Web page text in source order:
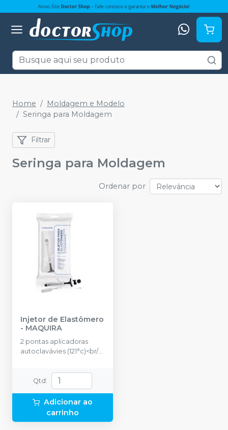
Home
Moldagem e Modelo
Seringa para Moldagem
Filtrar
Seringa para Moldagem
Ordenar por
Injetor de Elastômero
- MAQUIRA
2 pontas aplicadoras
autoclavávies (121°c)<br/>1
limpeza<br/>2 peças
(Auxiliar) inserção do
elastômero na seringa
Qtd :
Adicionar ao
carrinho